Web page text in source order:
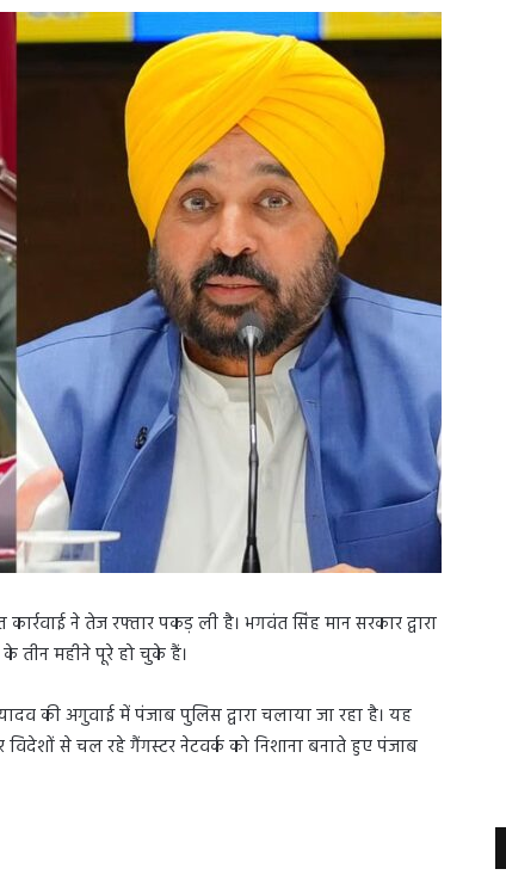
ने तेज रफ्तार पकड़ ली है। भगवंत सिंह मान सरकार द्वारा
के तीन महीने पूरे हो चुके हैं।
की अगुवाई में पंजाब पुलिस द्वारा चलाया जा रहा है। यह
से चल रहे गैंगस्टर नेटवर्क को निशाना बनाते हुए पंजाब